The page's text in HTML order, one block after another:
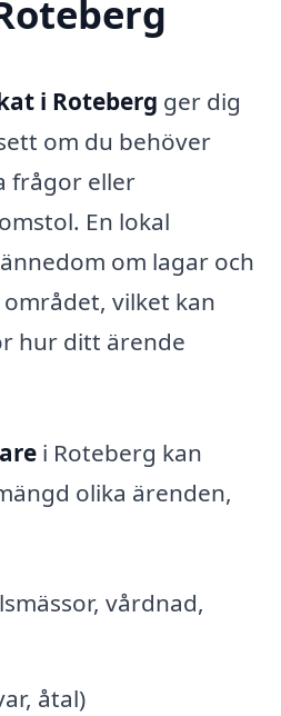
i Roteberg ger dig
om du behöver
frågor eller
En lokal
om lagar och
vilket kan
hur ditt ärende
i Roteberg kan
olika ärenden,
vårdnad,
åtal)